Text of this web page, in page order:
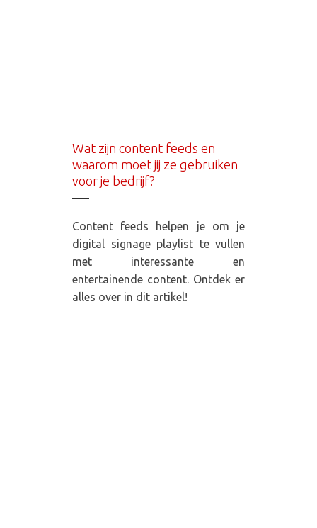
Wat zijn content feeds en
waarom moet jij ze gebruiken
voor je bedrijf?
Content feeds helpen je om je
digital signage playlist te vullen
met interessante en
entertainende content. Ontdek er
alles over in dit artikel!